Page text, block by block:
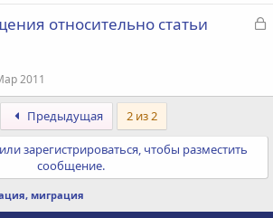
тЗ
а
относительно статьи
2011
Предыдущая 2 из 2
зарегистрироваться, чтобы разместить
сообщение.
миграция